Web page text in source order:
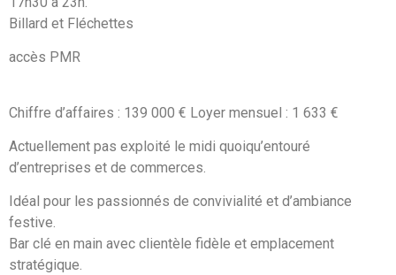
Billard et Fléchettes
accès PMR
Chiffre d’affaires : 139 000 € Loyer mensuel : 1 633 €
Actuellement pas exploité le midi quoiqu’entouré
d’entreprises et de commerces.
Idéal pour les passionnés de convivialité et d’ambiance
festive.
Bar clé en main avec clientèle fidèle et emplacement
stratégique.